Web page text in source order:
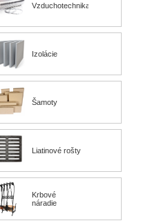
Vzduchotechnika
Izolácie
Šamoty
Liatinové rošty
Krbové
náradie